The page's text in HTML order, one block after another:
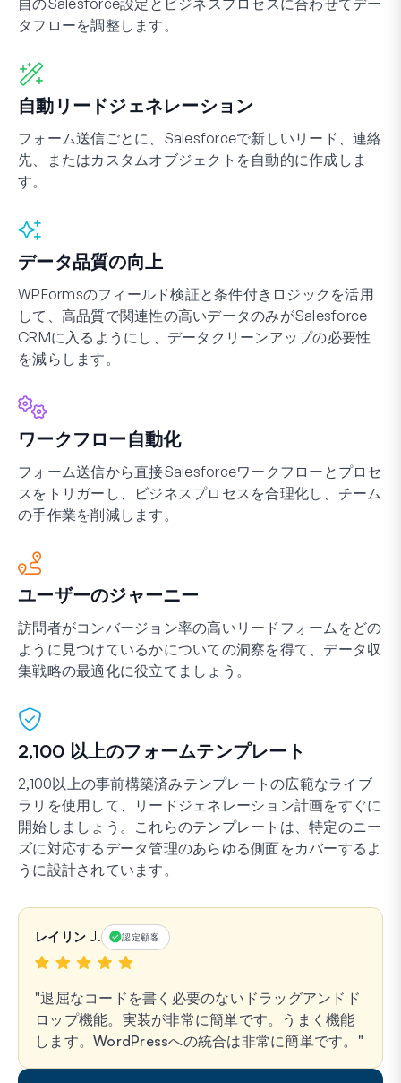
タフローを調整します。
自動リードジェネレーション
フォーム送信ごとに、Salesforceで新しいリード、連絡
先、またはカスタムオブジェクトを自動的に作成しま
す。
データ品質の向上
WPFormsのフィールド検証と条件付きロジックを活用
して、高品質で関連性の高いデータのみがSalesforce
CRMに入るようにし、データクリーンアップの必要性
を減らします。
ワークフロー自動化
フォーム送信から直接Salesforceワークフローとプロセ
スをトリガーし、ビジネスプロセスを合理化し、チーム
の手作業を削減します。
ユーザーのジャーニー
訪問者がコンバージョン率の高いリードフォームをどの
ように見つけているかについての洞察を得て、データ収
集戦略の最適化に役立てましょう。
2,100 以上のフォームテンプレート
2,100以上の事前構築済みテンプレートの広範なライブ
ラリを使用して、リードジェネレーション計画をすぐに
開始しましょう。これらのテンプレートは、特定のニー
ズに対応するデータ管理のあらゆる側面をカバーするよ
うに設計されています。
レイリン J. 認定顧客
退屈なコードを書く必要のないドラッグアンドド
ロップ機能。実装が非常に簡単です。うまく機能
します。WordPressへの統合は非常に簡単です。